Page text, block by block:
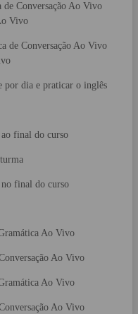
de Conversação Ao Vivo
Vivo
de Conversação Ao Vivo
por dia e praticar o inglês
final do curso
final do curso
Ao Vivo
Ao Vivo
Ao Vivo
Ao Vivo